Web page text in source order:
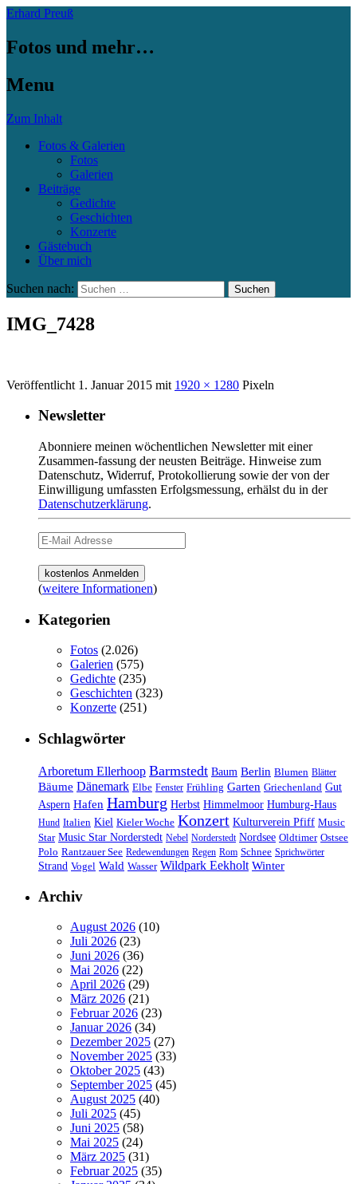
Erhard Preuß
Fotos und mehr…
Menu
Zum Inhalt
Fotos & Galerien
Fotos
Galerien
Beiträge
Gedichte
Geschichten
Konzerte
Gästebuch
Über mich
Suchen nach:
IMG_7428
Veröffentlicht 1. Januar 2015 mit 1920 × 1280 Pixeln
Newsletter
Abonniere meinen wöchentlichen Newsletter mit einer
Zusammen-fassung der neusten Beiträge. Hinweise zum
Datenschutz, Widerruf, Protokollierung sowie der von der
Einwilligung umfassten Erfolgsmessung, erhälst du in der
Datenschutzerklärung.
(weitere Informationen)
Kategorien
Fotos (2.026)
Galerien (575)
Gedichte (235)
Geschichten (323)
Konzerte (251)
Schlagwörter
Arboretum Ellerhoop Barmstedt Baum Berlin Blumen Blätter
Bäume Dänemark Elbe Fenster Frühling Garten Griechenland Gut
Aspern Hafen Hamburg Herbst Himmelmoor Humburg-Haus
Hund Italien Kiel Kieler Woche Konzert Kulturverein Pfiff Music
Star Music Star Norderstedt Nebel Norderstedt Nordsee Oldtimer Ostsee
Polo Rantzauer See Redewendungen Regen Rom Schnee Sprichwörter
Strand Vogel Wald Wasser Wildpark Eekholt Winter
Archiv
August 2026 (10)
Juli 2026 (23)
Juni 2026 (36)
Mai 2026 (22)
April 2026 (29)
März 2026 (21)
Februar 2026 (23)
Januar 2026 (34)
Dezember 2025 (27)
November 2025 (33)
Oktober 2025 (43)
September 2025 (45)
August 2025 (40)
Juli 2025 (45)
Juni 2025 (58)
Mai 2025 (24)
März 2025 (31)
Februar 2025 (35)